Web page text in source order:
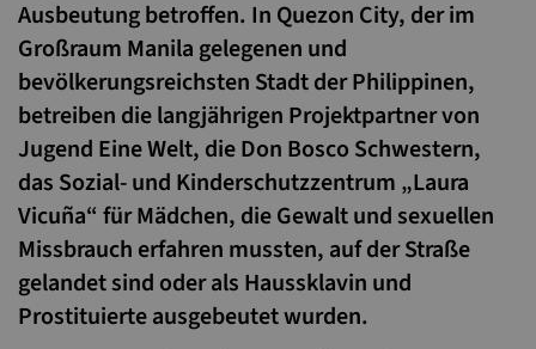
Ausbeutung betroffen. In Quezon City, der im
Großraum Manila gelegenen und
bevölkerungsreichsten Stadt der Philippinen,
betreiben die langjährigen Projektpartner von
Jugend Eine Welt, die Don Bosco Schwestern,
das Sozial- und Kinderschutzzentrum „Laura
Vicuña“ für Mädchen, die Gewalt und sexuellen
Missbrauch erfahren mussten, auf der Straße
gelandet sind oder als Haussklavin und
Prostituierte ausgebeutet wurden.